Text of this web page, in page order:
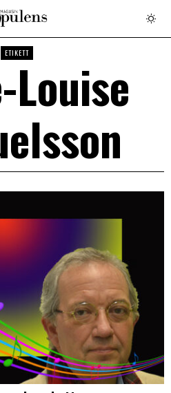
ETIKETT
Louise